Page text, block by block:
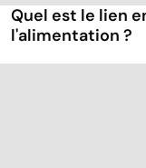
Quel est le lien
l'alimentation ?